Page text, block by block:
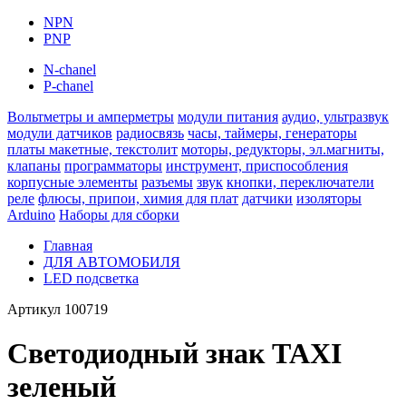
NPN
PNP
N-chanel
P-chanel
Вольтметры и амперметры модули питания аудио, ультразвук
модули датчиков радиосвязь часы, таймеры, генераторы
платы макетные, текстолит моторы, редукторы, эл.магниты,
клапаны программаторы инструмент, приспособления
корпусные элементы разъемы звук кнопки, переключатели
реле флюсы, припои, химия для плат датчики изоляторы
Arduino Наборы для сборки
Главная
ДЛЯ АВТОМОБИЛЯ
LED подсветка
Артикул 100719
Светодиодный знак TAXI
зеленый